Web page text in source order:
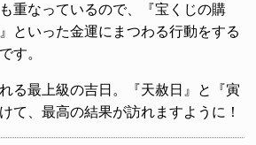
重なっているので、『宝くじの購
といった金運にまつわる行動をする
す。
る最上級の吉日。『天赦日』と『寅
て、最高の結果が訪れますように！